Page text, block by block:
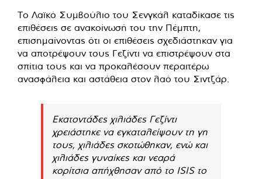
Το Λαϊκό Συμβούλιο του Σενγκάλ καταδίκασε τις
επιθέσεις σε ανακοίνωσή του την Πέμπτη,
επισημαίνοντας ότι οι επιθέσεις σχεδιάστηκαν για
να αποτρέψουν τους Γεζίντι να επιστρέψουν στα
σπίτια τους και να προκαλέσουν περαιτέρω
ανασφάλεια και αστάθεια στον λαό του Σιντζάρ.
Εκατοντάδες χιλιάδες Γεζίντι
χρειάστηκε να εγκαταλείψουν τη γη
τους, χιλιάδες σκοτώθηκαν, ενώ και
χιλιάδες γυναίκες και νεαρά
κορίτσια απήχθησαν από το ISIS το